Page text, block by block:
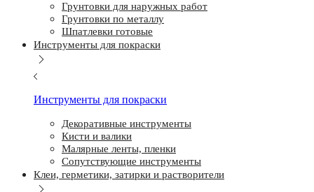
Грунтовки для наружных работ
Грунтовки по металлу
Шпатлевки готовые
Инструменты для покраски
Инструменты для покраски
Декоративные инструменты
Кисти и валики
Малярные ленты, пленки
Сопутствующие инструменты
Клеи, герметики, затирки и растворители